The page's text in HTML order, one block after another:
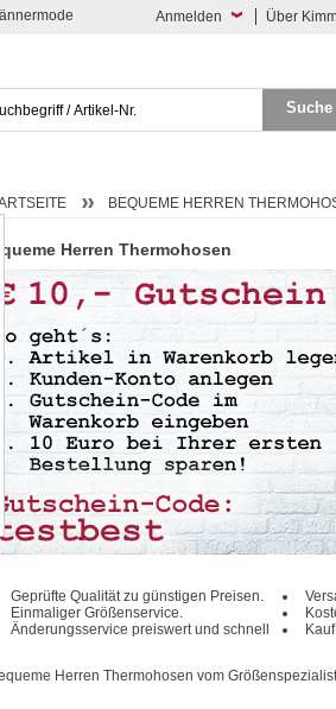
Anmelden Über
BEQUEME HERREN
Herren Thermohosen
Geprüfte Qualität zu günstigen Preisen.
Einmaliger Größenservice.
Änderungsservice preiswert und schnell
Herren Thermohosen vom